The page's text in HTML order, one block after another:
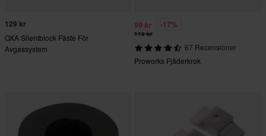
129 kr
OXA Silentblock Fäste För
Avgassystem
99 kr -17%
119 kr
67 Recensioner
Proworks Fjäderkrok